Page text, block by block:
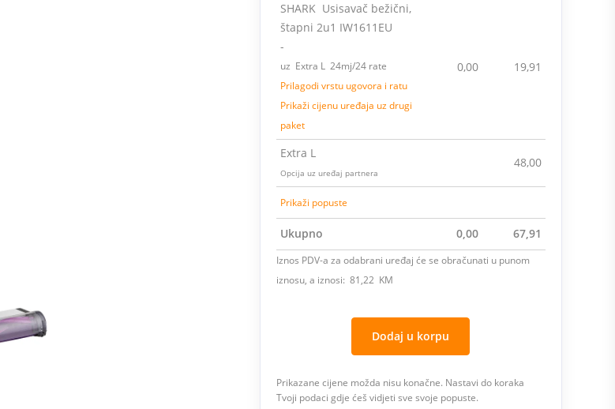
SHARK Usisavač bežični,
štapni 2u1 IW1611EU
-
uz Extra L 24mj/24 rate
Prilagodi vrstu ugovora i ratu
Prikaži cijenu uređaja uz drugi
paket
0,00 19,91
Extra L
Opcija uz uređaj partnera
48,00
Prikaži popuste
Ukupno 0,00 67,91
Iznos PDV-a za odabrani uređaj će se obračunati u punom
iznosu, a iznosi: 81,22 KM
Dodaj u korpu
Prikazane cijene možda nisu konačne. Nastavi do koraka
Tvoji podaci gdje ćeš vidjeti sve svoje popuste.